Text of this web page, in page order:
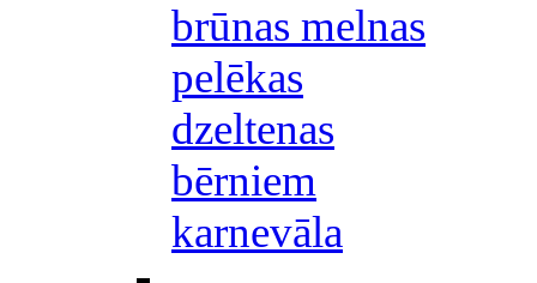
brūnas melnas
pelēkas
dzeltenas
bērniem
karnevāla